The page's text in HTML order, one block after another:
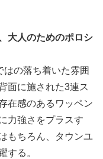
大人のためのポロシ
の落ち着いた雰囲
面に施された3連ス
在感のあるワッペン
力強さをプラスす
もちろん、タウンユ
する。